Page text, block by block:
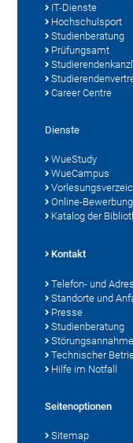
IT-Dienste
Hochschulsport
Studienberatung
Prüfungsamt
Career Centre
Dienste
WueStudy
WueCampus
Online-
Katalog der
Kontakt
Telefon- und
Standorte und
Presse
Studienberatung
Störungsannahme
Technischer
Hilfe im Notfall
Seitenoptionen
Sitemap